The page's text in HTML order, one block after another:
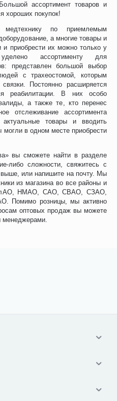
ассортимент товаров и
хороших покупок!
по приемлемым
а многие товары и
приобрести их можно только у
ассортименту для
представлен большой выбор
с трахеостомой, которым
Постоянно расширяется
реабилитации. В них особо
а также те, кто перенес
отслеживание ассортимента
товары и вводить
в одном месте приобрести
вы сможете найти в разделе
либо сложности, свяжитесь с
или напишите на почту. Мы
из магазина во все районы и
НМАО, САО, СВАО, СЗАО,
розницы, мы активно
оптовых продаж вы можете
менеджерами.